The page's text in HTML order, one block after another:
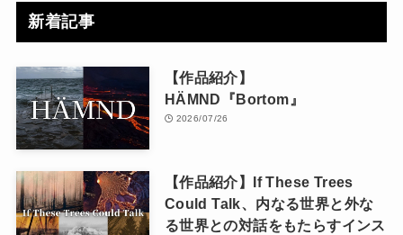
新着記事
【作品紹介】
HÄMND『Bortom』
2026/07/26
【作品紹介】If These Trees
Could Talk、内なる世界と外な
る世界との対話をもたらすインス